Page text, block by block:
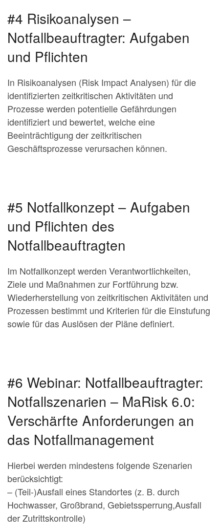
#4 Risikoanalysen –
Notfallbeauftragter: Aufgaben
und Pflichten
In Risikoanalysen (Risk Impact Analysen) für die
identifizierten zeitkritischen Aktivitäten und
Prozesse werden potentielle Gefährdungen
identifiziert und bewertet, welche eine
Beeinträchtigung der zeitkritischen
Geschäftsprozesse verursachen können.
#5 Notfallkonzept – Aufgaben
und Pflichten des
Notfallbeauftragten
Im Notfallkonzept werden Verantwortlichkeiten,
Ziele und Maßnahmen zur Fortführung bzw.
Wiederherstellung von zeitkritischen Aktivitäten und
Prozessen bestimmt und Kriterien für die Einstufung
sowie für das Auslösen der Pläne definiert.
#6 Webinar: Notfallbeauftragter:
Notfallszenarien – MaRisk 6.0:
Verschärfte Anforderungen an
das Notfallmanagement
Hierbei werden mindestens folgende Szenarien
berücksichtigt:
– (Teil-)Ausfall eines Standortes (z. B. durch
Hochwasser, Großbrand, Gebietssperrung,Ausfall
der Zutrittskontrolle)